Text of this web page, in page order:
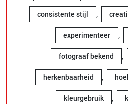
consistente stijl ,
experimenteer ,
fotograaf bekend ,
herkenbaarheid ,
kleurgebruik ,